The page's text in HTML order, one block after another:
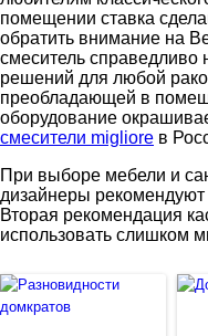
помещении ставка
обратить внимание на
смеситель справедливо
решений для любой
преобладающей в
оборудование
смесители migliore в
При выборе мебели и
дизайнеры рекомендуют
Вторая рекомендация
использовать слишком